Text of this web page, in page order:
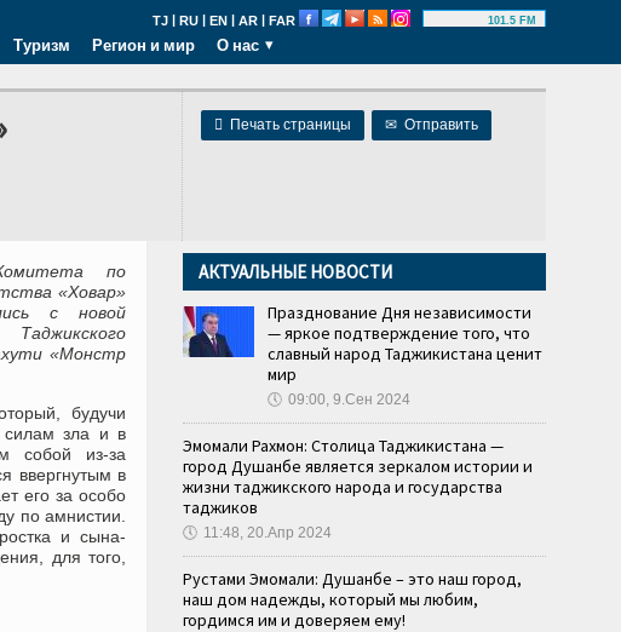
TJ | RU | EN | AR | FAR 101.5 FM
Туризм Регион и мир О нас
 Печать страницы ✉ Отправить
по
«Ховар»
с новой
«Монстр
будучи
силам зла и в
собой из-за
ввергнутым в
его за особо
по амнистии.
и сына-
для того,
АКТУАЛЬНЫЕ НОВОСТИ
Празднование Дня независимости
— яркое подтверждение того, что
славный народ Таджикистана ценит
мир
🕔 09:00, 9.Сен 2024
Эмомали Рахмон: Столица Таджикистана —
город Душанбе является зеркалом истории и
жизни таджикского народа и государства
таджиков
🕔 11:48, 20.Апр 2024
Рустами Эмомали: Душанбе – это наш город,
наш дом надежды, который мы любим,
гордимся им и доверяем ему!